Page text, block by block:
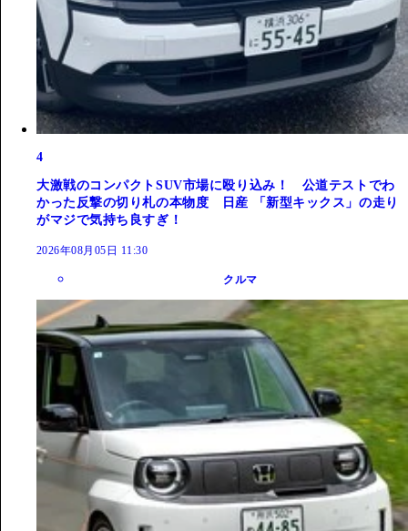
4
大激戦のコンパクトSUV市場に殴り込み！ 公道テストでわ
かった反撃の切り札の本物度 日産 「新型キックス」の走り
がマジで気持ち良すぎ！
2026年08月05日 11:30
クルマ